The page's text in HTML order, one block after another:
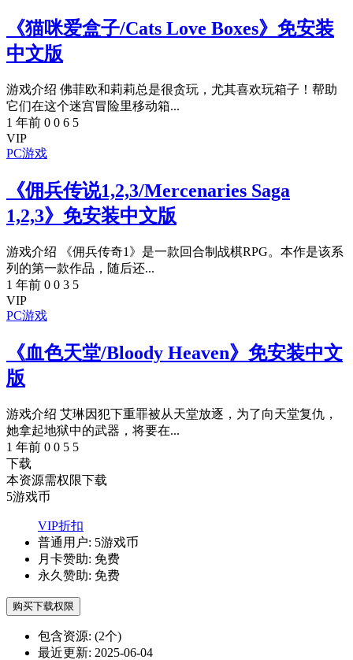
《猫咪爱盒子/Cats Love Boxes》免安装
中文版
游戏介绍 佛菲欧和莉莉总是很贪玩，尤其喜欢玩箱子！帮助
它们在这个迷宫冒险里移动箱...
1 年前 0 0 6 5
VIP
PC游戏
《佣兵传说1,2,3/Mercenaries Saga
1,2,3》免安装中文版
游戏介绍 《佣兵传奇1》是一款回合制战棋RPG。本作是该系
列的第一款作品，随后还...
1 年前 0 0 3 5
VIP
PC游戏
《血色天堂/Bloody Heaven》免安装中文
版
游戏介绍 艾琳因犯下重罪被从天堂放逐，为了向天堂复仇，
她拿起地狱中的武器，将要在...
1 年前 0 0 5 5
下载
本资源需权限下载
5游戏币
VIP折扣
普通用户: 5游戏币
月卡赞助: 免费
永久赞助: 免费
购买下载权限
包含资源: (2个)
最近更新: 2025-06-04